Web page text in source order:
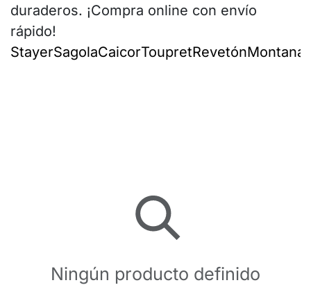
duraderos. ¡Compra online con envío
rápido!
StayerSagolaCaicorToupretRevetónMontana
Ningún producto definido